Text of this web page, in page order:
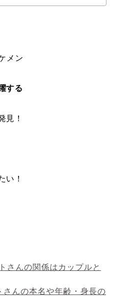
メン
する
見！
い！
さんの関係はカップルと
さんの本名や年齢・身長の